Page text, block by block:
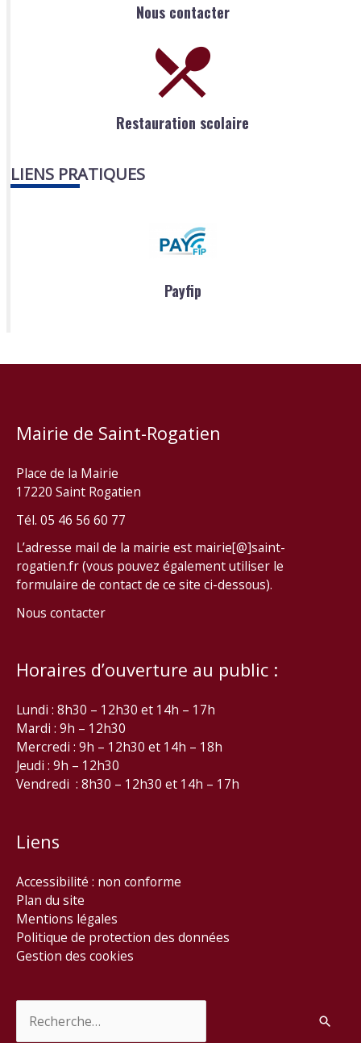
Nous contacter
Restauration scolaire
LIENS PRATIQUES
Payfip
Mairie de Saint-Rogatien
Place de la Mairie
17220 Saint Rogatien
Tél. 05 46 56 60 77
L’adresse mail de la mairie est mairie[@]saint-
rogatien.fr (vous pouvez également utiliser le
formulaire de contact de ce site ci-dessous).
Nous contacter
Horaires d’ouverture au public :
Lundi : 8h30 – 12h30 et 14h – 17h
Mardi : 9h – 12h30
Mercredi : 9h – 12h30 et 14h – 18h
Jeudi : 9h – 12h30
Vendredi : 8h30 – 12h30 et 14h – 17h
Liens
Accessibilité : non conforme
Plan du site
Mentions légales
Politique de protection des données
Gestion des cookies